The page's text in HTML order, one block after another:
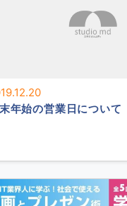
年始の営業日について